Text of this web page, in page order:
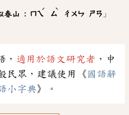
春山 : ㄇㄟ
ˊ
ㄙ
ˋ
ㄔㄨㄣ ㄕㄢ 」
， 適用於語文研究者 ，中
民眾，建議使用《 國語辭
小字典》。